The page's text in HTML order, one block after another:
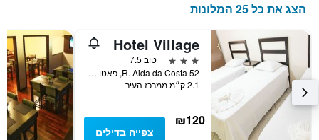
התרשים
ציר
Y
המציג
את
מחיר
הממוצע
הצג את כל 25 המלונות
Hotel Village
3 כוכבים
טוב 7.5
R. Aida da Costa 52, פאטו ברנקו, ברזיל
2.1 ק״מ ממרכז העיר
₪120
צפייה בדילים